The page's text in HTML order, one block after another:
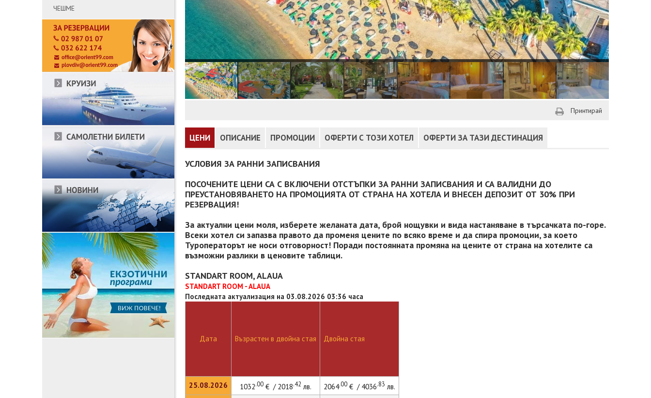
ЧЕШМЕ
Принтирай
ЦЕНИ ОПИСАНИЕ ПРОМОЦИИ ОФЕРТИ С ТОЗИ ХОТЕЛ ОФЕРТИ ЗА ТАЗИ ДЕСТИНАЦИЯ
УСЛОВИЯ ЗА РАННИ ЗАПИСВАНИЯ
ПОСОЧЕНИТЕ ЦЕНИ СА С ВКЛЮЧЕНИ ОТСТЪПКИ ЗА РАННИ ЗАПИСВАНИЯ И СА ВАЛИДНИ ДО
ПРЕУСТАНОВЯВАНЕТО НА ПРОМОЦИЯТА ОТ СТРАНА НА ХОТЕЛА И ВНЕСЕН ДЕПОЗИТ ОТ 30% ПРИ
РЕЗЕРВАЦИЯ!
За актуални цени моля, изберете желаната дата, брой нощувки и вида настаняване в търсачката по-горе.
Всеки хотел си запазва правото да променя цените по всяко време и да спира промоции, за което
Туроператорът не носи отговорност! Поради постоянната промяна на цените от страна на хотелите са
възможни разлики в ценовите таблици.
STANDART ROOM, ALAUA
STANDART ROOM - ALAUA
Последната актуализация на 03.08.2026 03:36 часа
Дата
25.08.2026
Възрастен в двойна стая Двойна стая
1032.00 € / 2018.42 лв. 2064.00 € / 4036.83 лв.